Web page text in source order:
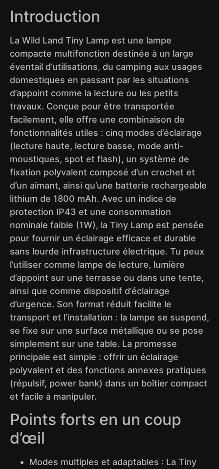
Introduction
La Wild Land Tiny Lamp est une lampe
compacte multifonction destinée à un large
éventail d’utilisations, du camping aux usages
domestiques en passant par les situations
d’appoint comme la lecture ou les petits
travaux. Conçue pour être transportée
facilement, elle offre une combinaison de
fonctionnalités utiles : cinq modes d’éclairage
(lecture haute, lecture basse, mode anti-
moustiques, spot et flash), un système de
fixation polyvalent composé d’un crochet et
d’un aimant, ainsi qu’une batterie rechargeable
lithium de 1800 mAh. Avec un indice de
protection IP43 et une consommation
nominale faible (1W), la Tiny Lamp est pensée
pour fournir un éclairage efficace et durable
sans lourde infrastructure électrique. Tu peux
l’utiliser comme lampe de lecture, lumière
d’appoint sur une terrasse ou dans une tente,
ainsi que comme dispositif d’éclairage
d’urgence. Son format réduit facilite le
transport et l’installation : la lampe se suspend,
se fixe sur une surface métallique ou se pose
simplement sur une table. La promesse
principale est simple : offrir un éclairage
polyvalent et des fonctions annexes pratiques
(répulsif, power bank) dans un boîtier compact
et facile à manipuler.
Points forts en un coup
d’œil
Modes multiples et adaptables : La Tiny